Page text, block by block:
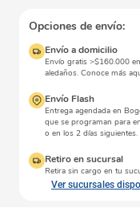
Opciones de envío:
Envío a domicilio
Envío gratis >$160.000
aledaños. Conoce más
Envío Flash
Entrega agendada en
que se programan para
o en los 2 días siguientes.
Retiro en sucursal
Retira sin cargo en tu
Ver sucursales